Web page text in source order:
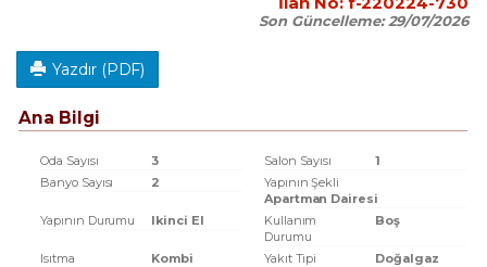
Son Güncelleme:29/07/2026
Yazdır (PDF)
Ana Bilgi
Oda Sayısı 3 Salon Sayısı
1
Banyo Sayısı
2
Yapının Şekli
Apartman Dairesi
Yapının Durumu
Ikinci El
Kullanım
Durumu
Boş
Isıtma Kombi Yakıt Tipi
Doğalgaz